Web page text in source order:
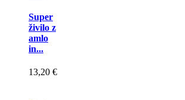
Super
živilo z
amlo
in...
13,20 €